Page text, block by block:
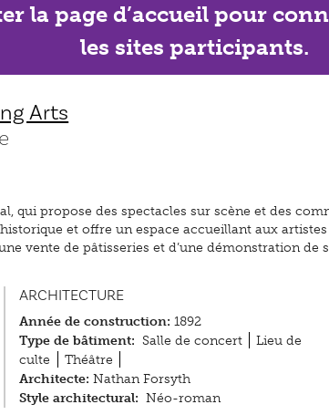
la page d’accueil pour
les sites participants.
Arts
qui propose des spectacles sur scène et des
et offre un espace accueillant aux
vente de pâtisseries et d’une démonstration de
ARCHITECTURE
Année de construction: 1892
Type de bâtiment: Salle de concert
Lieu de
culte
Théâtre
Architecte: Nathan Forsyth
Style architectural: Néo-roman